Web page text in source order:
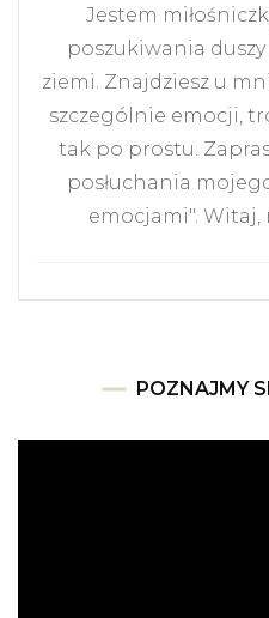
Jestem
poszukiwania
ziemi. Znajdziesz u
szczególnie emocji,
tak po prostu.
posłuchania
emocjami". Witaj,
POZNAJMY